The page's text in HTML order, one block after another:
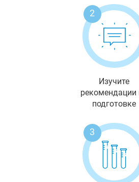
2
Изучите
рекомендации
подготовке
3